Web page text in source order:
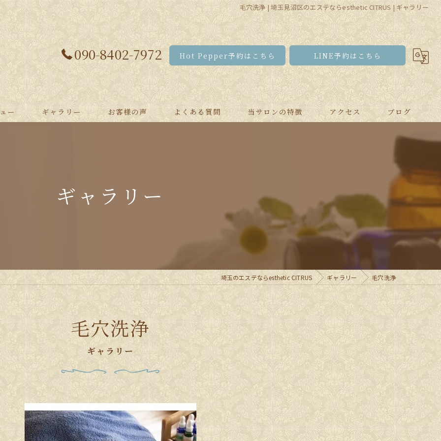
毛穴洗浄 | 埼玉見沼区のエステならesthetic CITRUS | ギャラリー
090-8402-7972 Hot Pepper予約はこちら LINE予約はこちら
ー ギャラリー お客様の声 よくある質問 当サロンの特徴
リンパ
フェイシャル
アクセス ブログ
ギャラリー
埼玉のエステならesthetic CITRUS ギャラリー 毛穴洗浄
ギャラリー
毛穴洗浄